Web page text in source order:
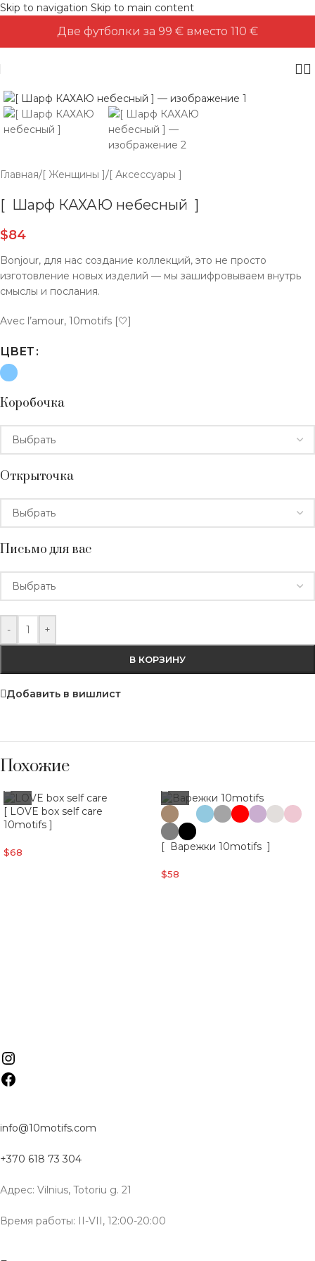
Skip to navigation Skip to main content
Две футболки за 99 € вместо 110 €
Главная/[ Женщины ]/[ Аксессуары ]
[ Шарф КАХАЮ небесный ]
$84
Bonjour, для нас создание коллекций, это не просто
изготовление новых изделий — мы зашифровываем внутрь
смыслы и послания.
Avec l’amour, 10motifs [🤍]
ЦВЕТ
Коробочка
Открыточка
Письмо для вас
- +
В КОРЗИНУ
Добавить в вишлист
Похожие
[ LOVE box self care
10motifs ]
$68 [ Варежки 10motifs ]
$58
info@10motifs.com
+370 618 73 304
Адрес: Vilnius, Totoriu g. 21
Время работы: II-VII, 12:00-20:00